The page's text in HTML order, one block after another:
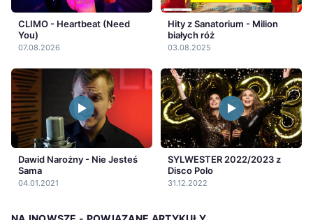
CLIMO - Heartbeat (Need
You)
07.08.2026
Hity z Sanatorium - Milion
białych róż
03.08.2025
Dawid Narożny - Nie Jesteś
Sama
04.01.2021
SYLWESTER 2022/2023 z
Disco Polo
31.12.2022